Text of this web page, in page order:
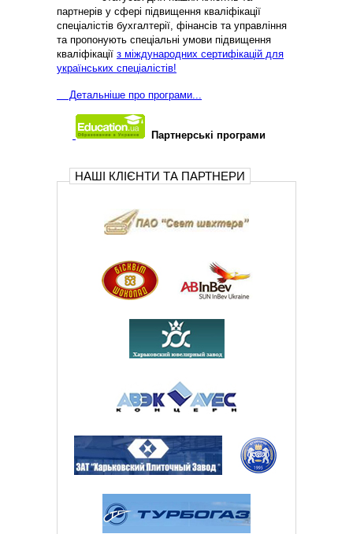
партнерів у сфері підвищення кваліфікації
спеціалістів бухгалтерії, фінансів та управління
та пропонують спеціальні умови підвищення
кваліфікації з міждународних сертифікацій для
українських спеціалістів!
Детальніше про програми...
Партнерські програми
НАШІ КЛІЄНТИ ТА ПАРТНЕРИ